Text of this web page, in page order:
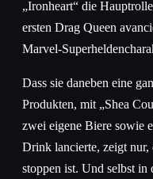
„Ironheart“ die
ersten Drag Queen
Marvel-
Dass sie daneben eine
Produkten, mit „Shea
zwei eigene Biere sowie
Drink lancierte, zeigt nur,
stoppen ist. Und selbst in